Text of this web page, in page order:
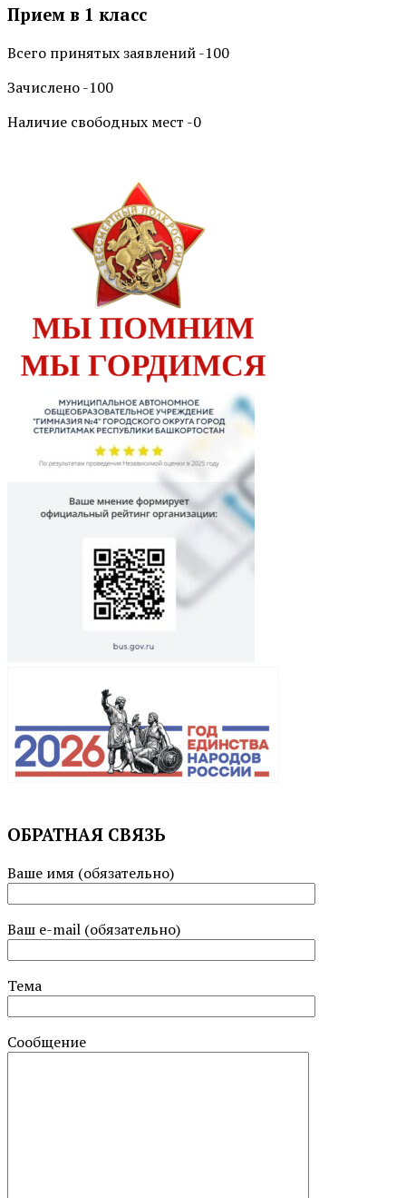
Прием в 1 класс
Всего принятых заявлений -100
Зачислено -100
Наличие свободных мест -0
ОБРАТНАЯ СВЯЗЬ
Ваше имя (обязательно)
Ваш e-mail (обязательно)
Тема
Сообщение